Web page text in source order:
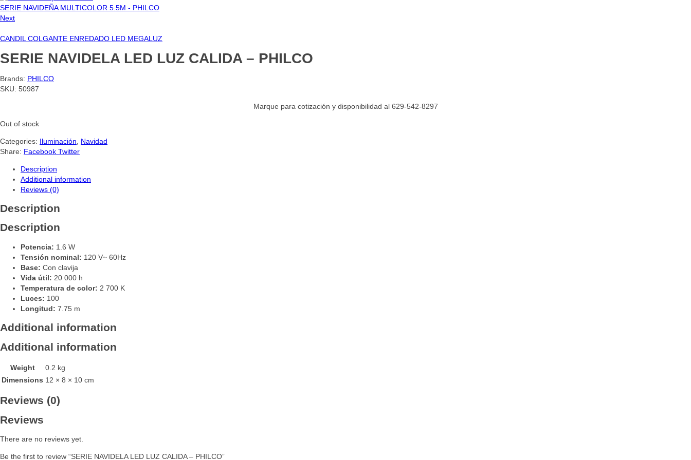
SERIE NAVIDEÑA MULTICOLOR 5.5M - PHILCO
Next
CANDIL COLGANTE ENREDADO LED MEGALUZ
SERIE NAVIDELA LED LUZ CALIDA – PHILCO
Brands: PHILCO
SKU: 50987
Marque para cotización y disponibilidad al 629-542-8297
Out of stock
Categories: Iluminación
Navidad
Share: Facebook Twitter
Description
Additional information
Reviews (0)
Description
Description
Potencia: 1.6 W
Tensión nominal: 120 V~ 60Hz
Base: Con clavija
Vida útil: 20 000 h
Temperatura de color: 2 700 K
Luces: 100
Longitud: 7.75 m
Additional information
Additional information
Weight
0.2 kg
Dimensions 12 × 8 × 10 cm
Reviews (0)
Reviews
There are no reviews yet.
Be the first to review “SERIE NAVIDELA LED LUZ CALIDA – PHILCO”